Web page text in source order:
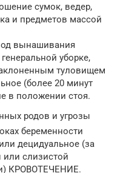
сумок, ведер,
и предметов массой
вынашивания
уборке,
туловищем
(более 20 минут
в положении стоя.
родов и угрозы
беременности
децидуальное (за
или слизистой
КРОВОТЕЧЕНИЕ.